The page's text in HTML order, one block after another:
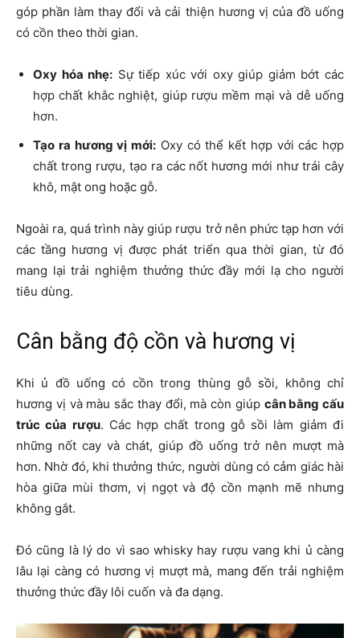
góp phần làm thay đổi và cải thiện hương vị của đồ uống
có cồn theo thời gian.
Oxy hóa nhẹ: Sự tiếp xúc với oxy giúp giảm bớt các
hợp chất khắc nghiệt, giúp rượu mềm mại và dễ uống
hơn.
Tạo ra hương vị mới: Oxy có thể kết hợp với các hợp
chất trong rượu, tạo ra các nốt hương mới như trái cây
khô, mật ong hoặc gỗ.
Ngoài ra, quá trình này giúp rượu trở nên phức tạp hơn với
các tầng hương vị được phát triển qua thời gian, từ đó
mang lại trải nghiệm thưởng thức đầy mới lạ cho người
tiêu dùng.
Cân bằng độ cồn và hương vị
Khi ủ đồ uống có cồn trong thùng gỗ sồi, không chỉ
hương vị và màu sắc thay đổi, mà còn giúp cân bằng cấu
trúc của rượu. Các hợp chất trong gỗ sồi làm giảm đi
những nốt cay và chát, giúp đồ uống trở nên mượt mà
hơn. Nhờ đó, khi thưởng thức, người dùng có cảm giác hài
hòa giữa mùi thơm, vị ngọt và độ cồn mạnh mẽ nhưng
không gắt.
Đó cũng là lý do vì sao whisky hay rượu vang khi ủ càng
lâu lại càng có hương vị mượt mà, mang đến trải nghiệm
thưởng thức đầy lôi cuốn và đa dạng.